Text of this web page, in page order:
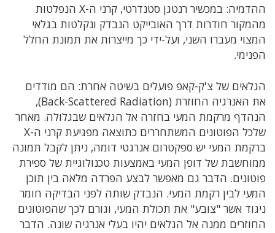
ההדמיה: במכשיר רנטגן סטנדרטי, קרני ה-X הנפלטות
מהמקור חודרות דרך האובייקט הנבדק ונקלטות בגלאי
המצוי מעברו השני, ועל-ידי כך מייצרות את תמונת החלל
הפנימי.
הגלאים של צ'ק-קאפ פועלים בשיטה אחרת: הם מודדים
את האנרגיה החוזרת (Back-Scattered Radiation
),
הנהדף מרקמת המעי בחזרה אל הגלאים שבגלולה. מאחר
שלכל הפוטונים המשתחררים כתוצאה מפגיעת קרני ה-X
ברקמת המעי יש ספקטרום אנרגטי דומה, ניתן לקבל תמונה
ממוחשבת של דופן המעי באמצעות טכנולוגיית של ספירת
פוטונים. הדבר גם מאפשר לבצע הפרדה מלאה בין תוכן
המעי לבין רקמת המעי. הנבדק שותה לפני הבדיקה חומר
ניגוד אשר "צובע" את תכולת המעי, וגורם לכך שהפוטונים
החוזרים ממנה אל הגלאים יהיו בעלי אנרגיה שונה. הדבר